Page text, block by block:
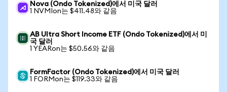
Nova (Ondo Tokenized)에서 미국 달러
1 NVMIon는 $411.48와 같음
AB Ultra Short Income ETF (Ondo Tokenized)에서 미
국 달러
1 YEARon는 $50.56와 같음
FormFactor (Ondo Tokenized)에서 미국 달러
1 FORMon는 $119.33와 같음